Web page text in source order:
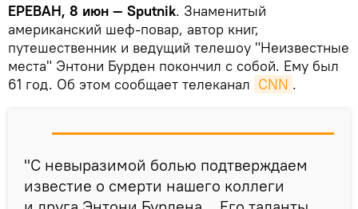
ЕРЕВАН, 8 июн — Sputnik. Знаменитый
американский шеф-повар, автор книг,
путешественник и ведущий телешоу "Неизвестные
места" Энтони Бурден покончил с собой. Ему был
61 год. Об этом сообщает телеканал CNN .
"С невыразимой болью подтверждаем
известие о смерти нашего коллеги